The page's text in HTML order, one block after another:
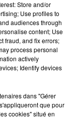
,
Store and/or
Use profiles to
audiences through
content; Use
fraud, and fix errors;
process personal
actively
Identify devices
dans "Gérer
que pour
cookies" situé en